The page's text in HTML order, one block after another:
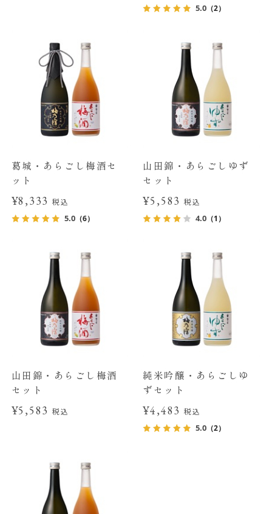
5.0 （2）
葛城・あらごし梅酒セ
ット
¥8,333税込
5.0（6）
山田錦・あらごしゆず
セット
¥5,583 税込
4.0 （1）
山田錦・あらごし梅酒
セット
¥5,583税込
純米吟醸・あらごしゆ
ずセット
¥4,483 税込
5.0 （2）